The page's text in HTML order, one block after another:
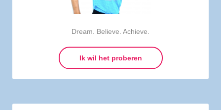
Dream. Believe. Achieve.
Ik wil het proberen